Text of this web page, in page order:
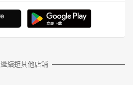
繼續逛其他店舖